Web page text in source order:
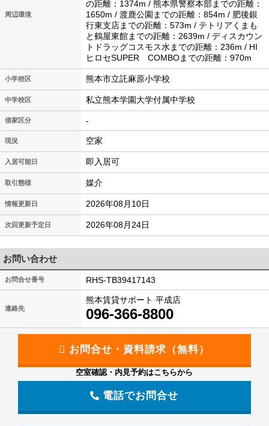
周辺環境
の距離：1374m / 熊本県警察本部までの距離：
1650m / 渡鹿公園までの距離：854m / 肥後銀
行東支店までの距離：573m / テトリアくまも
と鶴屋東館までの距離：2639m / ディスカウン
トドラッグコスモス水までの距離：236m / HI
ヒロセSUPER COMBOまでの距離：970m
小学校区 熊本市立託麻原小学校
中学校区 私立熊本学園大学付属中学校
借家区分 -
現況 空家
入居可能日 即入居可
取引態様 媒介
情報更新日 2026年08月10日
次回更新予定日 2026年08月24日
お問い合わせ
お問合せ番号 RHS-TB39417143
連絡先
熊本賃貸サポート 平成店
096-366-8800
空室確認・内見予約はこちらから
電話でお問合せ